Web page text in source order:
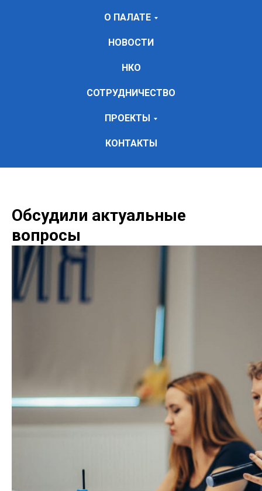
О ПАЛАТЕ
НОВОСТИ
НКО
СОТРУДНИЧЕСТВО
ПРОЕКТЫ
КОНТАКТЫ
Обсудили актуальные
вопросы